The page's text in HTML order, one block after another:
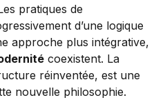
pratiques de
d’une logique
approche plus intégrative,
coexistent. La
réinventée, est une
nouvelle philosophie.